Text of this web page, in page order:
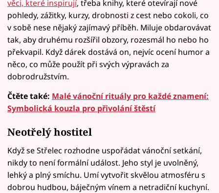
věci, které inspirují, třeba knihy, které otevírají nové
pohledy, zážitky, kurzy, drobnosti z cest nebo cokoli, co
v sobě nese nějaký zajímavý příběh. Miluje obdarovávat
tak, aby druhému rozšířil obzory, rozesmál ho nebo ho
překvapil. Když dárek dostává on, nejvíc ocení humor a
něco, co může použít při svých výpravách za
dobrodružstvím.
Čtěte také: Malé vánoční rituály pro každé znamení:
Symbolická kouzla pro přivolání štěstí
Neotřelý hostitel
Když se Střelec rozhodne uspořádat vánoční setkání,
nikdy to není formální událost. Jeho styl je uvolněný,
lehký a plný smíchu. Umí vytvořit skvělou atmosféru s
dobrou hudbou, báječným vínem a netradiční kuchyní.